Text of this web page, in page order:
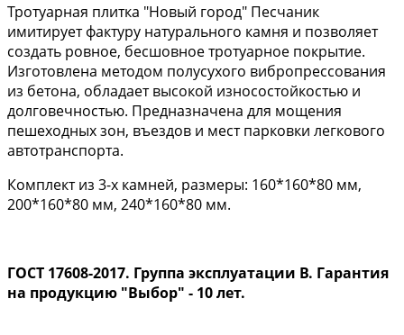
Тротуарная плитка "Новый город" Песчаник
имитирует фактуру натурального камня и позволяет
создать ровное, бесшовное тротуарное покрытие.
Изготовлена методом полусухого вибропрессования
из бетона, обладает высокой износостойкостью и
долговечностью. Предназначена для мощения
пешеходных зон, въездов и мест парковки легкового
автотранспорта.
Комплект из 3-х камней, размеры: 160*160*80 мм,
200*160*80 мм, 240*160*80 мм.
ГОСТ 17608-2017. Группа эксплуатации В. Гарантия
на продукцию "Выбор" - 10 лет.